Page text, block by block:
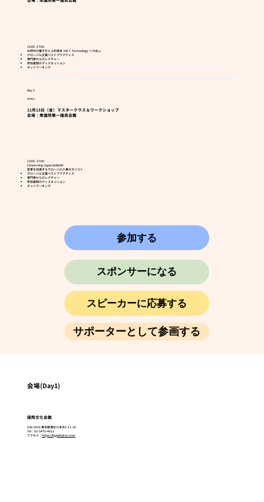
13:00–17:00
AI時代の働き方と人的資本 HR × Technology × Policy
グローバル企業ベストプラクティス
専門家からのレクチャー
参加者間のディスカッション
ネットワーキング
Day 3
13 Nov
11月13日（金）マスタークラス＆ワークショップ
会場：衆議院第一議員会館
13:00–17:00
Connecting Japan & World
変革を加速するグローバル人事カタリスト
グローバル企業ベストプラクティス
専門家からのレクチャー
参加者間のディスカッション
ネットワーキング
参加する
スポンサーになる
スピーカーに応募する
サポーターとして参画する
会場(Day1)
国際文化会館
106-0032 東京都港区六本木5-11-16
Tel：03-3470-4611
​アクセス： https://ihj.global/access/